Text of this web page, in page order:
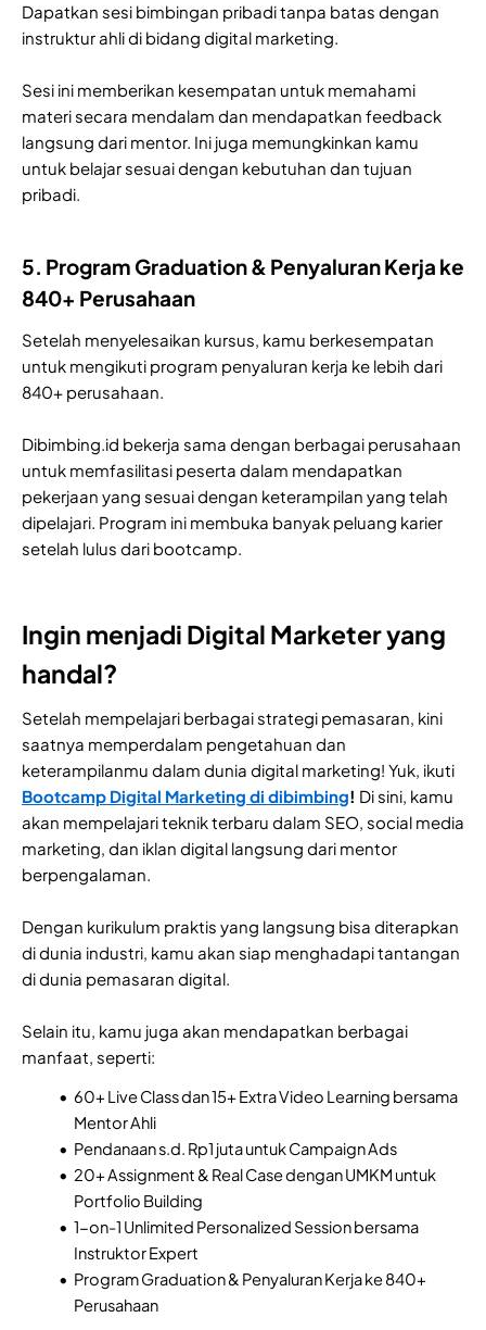
Dapatkan sesi bimbingan pribadi tanpa batas dengan
instruktur ahli di bidang digital marketing.
Sesi ini memberikan kesempatan untuk memahami
materi secara mendalam dan mendapatkan feedback
langsung dari mentor. Ini juga memungkinkan kamu
untuk belajar sesuai dengan kebutuhan dan tujuan
pribadi.
5. Program Graduation & Penyaluran Kerja ke
840+ Perusahaan
Setelah menyelesaikan kursus, kamu berkesempatan
untuk mengikuti program penyaluran kerja ke lebih dari
840+ perusahaan.
Dibimbing.id bekerja sama dengan berbagai perusahaan
untuk memfasilitasi peserta dalam mendapatkan
pekerjaan yang sesuai dengan keterampilan yang telah
dipelajari. Program ini membuka banyak peluang karier
setelah lulus dari bootcamp.
Ingin menjadi Digital Marketer yang
handal?
Setelah mempelajari berbagai strategi pemasaran, kini
saatnya memperdalam pengetahuan dan
keterampilanmu dalam dunia digital marketing! Yuk, ikuti
Bootcamp Digital Marketing di dibimbing! Di sini, kamu
akan mempelajari teknik terbaru dalam SEO, social media
marketing, dan iklan digital langsung dari mentor
berpengalaman.
Dengan kurikulum praktis yang langsung bisa diterapkan
di dunia industri, kamu akan siap menghadapi tantangan
di dunia pemasaran digital.
Selain itu, kamu juga akan mendapatkan berbagai
manfaat, seperti:
60+ Live Class dan 15+ Extra Video Learning bersama
Mentor Ahli
Pendanaan s.d. Rp1 juta untuk Campaign Ads
20+ Assignment & Real Case dengan UMKM untuk
Portfolio Building
1-on-1 Unlimited Personalized Session bersama
Instruktor Expert
Program Graduation & Penyaluran Kerja ke 840+
Perusahaan